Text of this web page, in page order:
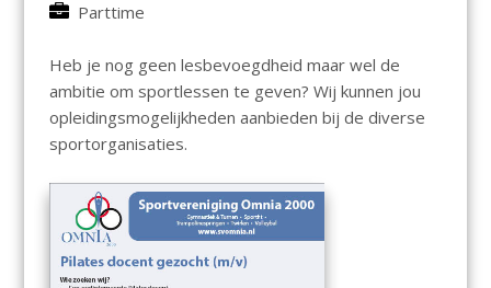
Parttime
Heb je nog geen lesbevoegdheid maar wel de
ambitie om sportlessen te geven? Wij kunnen jou
opleidingsmogelijkheden aanbieden bij de diverse
sportorganisaties.